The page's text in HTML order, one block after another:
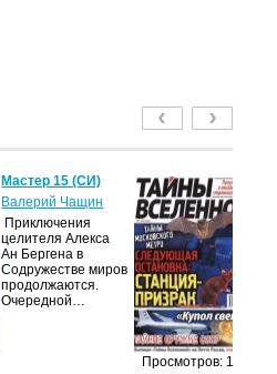
Мастер 15 (СИ)
Валерий Чащин
Приключения
целителя Алекса
Ан Бергена в
Содружестве миров
продолжаются.
Очередной…
Просмотров: 198